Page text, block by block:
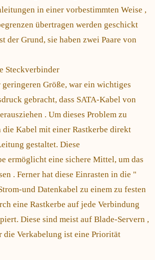
in einer vorbestimmten Weise ,
übertragen werden geschickt
der Grund, sie haben zwei Paare von
Steckverbinder
Größe, war ein wichtiges
gebracht, dass SATA-Kabel von
. Um dieses Problem zu
die Kabel mit einer Rastkerbe direkt
gestaltet. Diese
ermöglicht eine sichere Mittel, um das
. Ferner hat diese Einrasten in die "
und Datenkabel zu einem zu festen
eine Rastkerbe auf jede Verbindung
Diese sind meist auf Blade-Servern ,
die Verkabelung ist eine Priorität